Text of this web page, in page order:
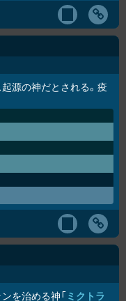
源の神だとされる。疫
を治める神「ミクトラ